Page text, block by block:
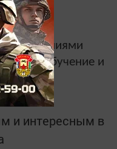
стараниями
обучение и
и интересным в